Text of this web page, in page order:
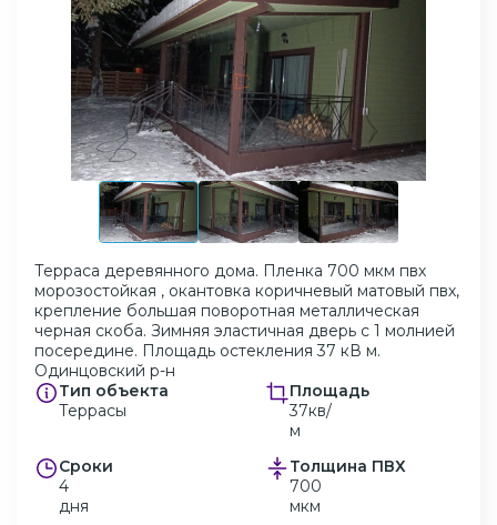
Терраса деревянного дома. Пленка 700 мкм пвх
морозостойкая , окантовка коричневый матовый пвх,
крепление большая поворотная металлическая
черная скоба. Зимняя эластичная дверь с 1 молнией
посередине. Площадь остекления 37 кВ м.
Одинцовский р-н
Тип объекта
Террасы
Площадь
37кв/
м
Сроки
4
дня
Толщина ПВХ
700
мкм